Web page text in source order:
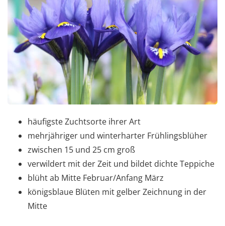
häufigste Zuchtsorte ihrer Art
mehrjähriger und winterharter Frühlingsblüher
zwischen 15 und 25 cm groß
verwildert mit der Zeit und bildet dichte Teppiche
blüht ab Mitte Februar/Anfang März
königsblaue Blüten mit gelber Zeichnung in der
Mitte